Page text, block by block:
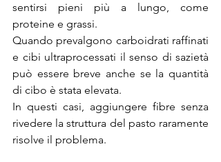
sentirsi pieni più a lungo, come
proteine e grassi.
Quando prevalgono carboidrati raffinati
e cibi ultraprocessati il senso di sazietà
può essere breve anche se la quantità
di cibo è stata elevata.
In questi casi, aggiungere fibre senza
rivedere la struttura del pasto raramente
risolve il problema.